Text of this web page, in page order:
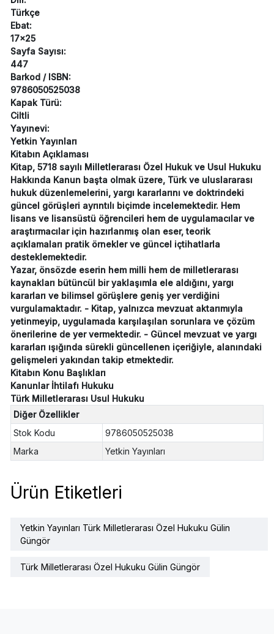
Türkçe
Ebat:
17x25
Sayfa Sayısı:
447
Barkod / ISBN:
9786050525038
Kapak Türü:
Ciltli
Yayınevi:
Yetkin Yayınları
Kitabın Açıklaması
Kitap, 5718 sayılı Milletlerarası Özel Hukuk ve Usul Hukuku
Hakkında Kanun başta olmak üzere, Türk ve uluslararası
hukuk düzenlemelerini, yargı kararlarını ve doktrindeki
güncel görüşleri ayrıntılı biçimde incelemektedir. Hem
lisans ve lisansüstü öğrencileri hem de uygulamacılar ve
araştırmacılar için hazırlanmış olan eser, teorik
açıklamaları pratik örnekler ve güncel içtihatlarla
desteklemektedir.
Yazar, önsözde eserin hem milli hem de milletlerarası
kaynakları bütüncül bir yaklaşımla ele aldığını, yargı
kararları ve bilimsel görüşlere geniş yer verdiğini
vurgulamaktadır. - Kitap, yalnızca mevzuat aktarımıyla
yetinmeyip, uygulamada karşılaşılan sorunlara ve çözüm
önerilerine de yer vermektedir. - Güncel mevzuat ve yargı
kararları ışığında sürekli güncellenen içeriğiyle, alanındaki
gelişmeleri yakından takip etmektedir.
Kitabın Konu Başlıkları
Kanunlar İhtilafı Hukuku
Türk Milletlerarası Usul Hukuku
Diğer Özellikler
Stok Kodu
9786050525038
Marka
Yetkin Yayınları
Ürün Etiketleri
Yetkin Yayınları Türk Milletlerarası Özel Hukuku Gülin
Güngör
Türk Milletlerarası Özel Hukuku Gülin Güngör